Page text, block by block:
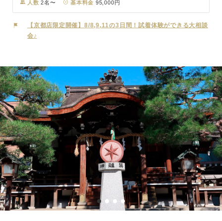
中で、大切な一日をお過ごしいただけます。この神社は、日本で初め
ての夫婦神である伊佐那岐神と伊佐那美神を祀っており、歴史と伝統
を感じさせる厳かな挙式を執り行えます。境内は自然豊かで、古くか
ら多くの参拝者に親しまれてきました。特に紅葉や桜の時期には美し
王子神社」で、心に残る結婚式をお迎えください。
人数 2名〜 基本料金 95,000円
【京都店限定開催】8/8,9,11の3日間！試着体験ができる大相談
会♪